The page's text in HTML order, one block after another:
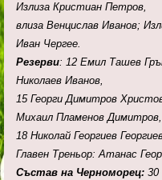
Излиза Кристиан Петров,
влиза Венцислав Иванов;
Иван Чергее.
Резерви: 12 Емил Ташев
Николаев Иванов,
15 Георги Димитров
Михаил Пламенов Димитров,
18 Николай Георгиев
Главен Треньор: Атанас
Състав на Черноморец: 30